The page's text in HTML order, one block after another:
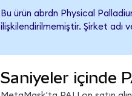
Bu ürün abrdn Physical
ilişkilendirilmemiştir. Şirket adı
Saniyeler içinde